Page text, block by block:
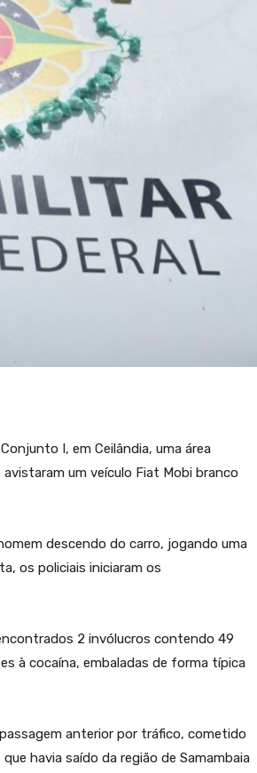
I, em Ceilândia, uma área
um veículo Fiat Mobi branco
descendo do carro, jogando uma
os policiais iniciaram os
2 invólucros contendo 49
à cocaína, embaladas de forma típica
anterior por tráfico, cometido
havia saído da região de Samambaia